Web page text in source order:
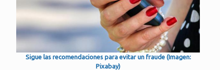
Sigue las recomendaciones para evitar un fraude (Imagen:
Pixabay)